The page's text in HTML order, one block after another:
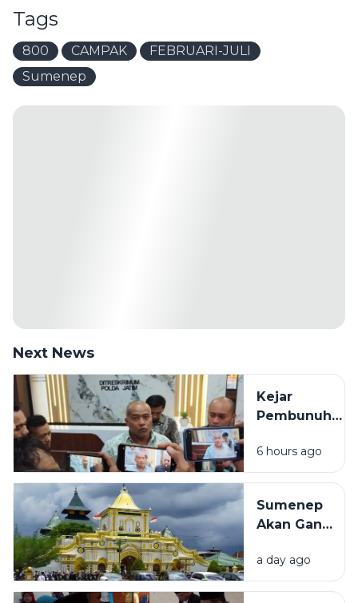
Tags
800 CAMPAK
FEBRUARI-JULI
Sumenep
Next News
Kejar
Pembunuh
Bangkalan
hingga
dan Sulawesi,
Polisi:
Pindah-
pindah
6 hours ago
Sumenep
Akan Ganti
Kabupaten
Kepulauan,
a day ago